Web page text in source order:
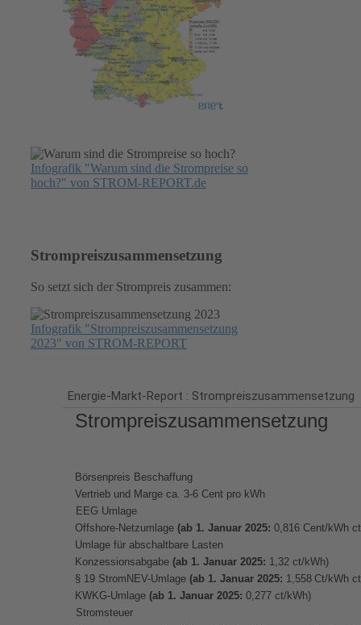
Infografik "Warum sind die Strompreise so
hoch?" von STROM-REPORT.de
Strompreiszusammensetzung
So setzt sich der Strompreis zusammen:
Infografik "Strompreiszusammensetzung
2023" von STROM-REPORT